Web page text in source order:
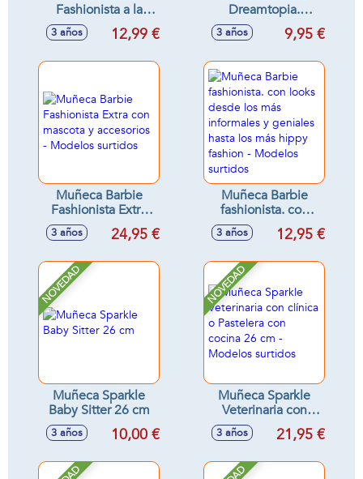
Fashionista a la
ultima moda -
Modelos surtidos
3 años 12,99 €
Dreamtopia.
Unicornio, con pelo
arcoíris y accesorios
3 años 9,95 €
Muñeca Barbie
Fashionista Extra
con mascota y
accesorios -
3 años 24,95 €
Muñeca Barbie
fashionista. con
looks desde los
más informales y
más hippy fashion -
Modelos surtidos
3 años 12,95 €
NOVEDAD
Muñeca Sparkle
Baby Sitter 26 cm
3 años 10,00 €
NOVEDAD
Muñeca Sparkle
Veterinaria con
clínica o Pastelera
con cocina 26 cm -
3 años 21,95 €